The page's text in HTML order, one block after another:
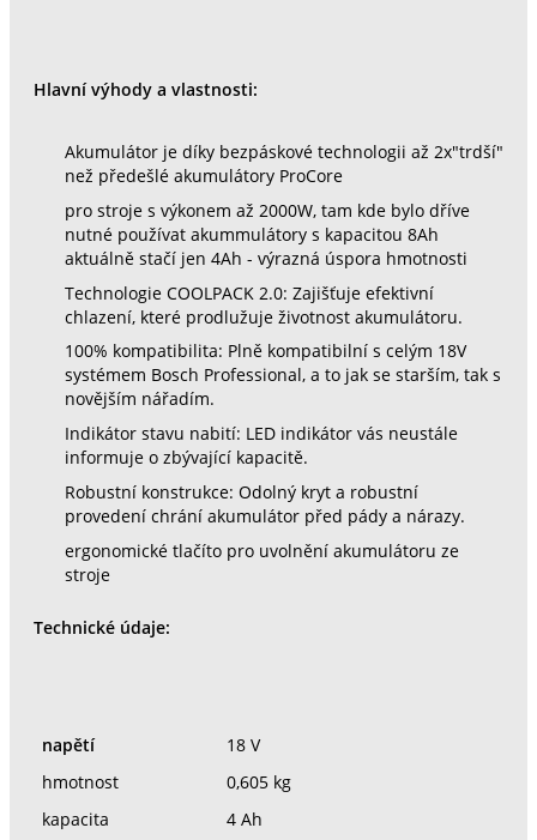
Hlavní výhody a vlastnosti:
Akumulátor je díky bezpáskové technologii až 2x"trdší"
než předešlé akumulátory ProCore
pro stroje s výkonem až 2000W, tam kde bylo dříve
nutné používat akummulátory s kapacitou 8Ah
aktuálně stačí jen 4Ah - výrazná úspora hmotnosti
Technologie COOLPACK 2.0: Zajišťuje efektivní
chlazení, které prodlužuje životnost akumulátoru.
100% kompatibilita: Plně kompatibilní s celým 18V
systémem Bosch Professional, a to jak se starším, tak s
novějším nářadím.
Indikátor stavu nabití: LED indikátor vás neustále
informuje o zbývající kapacitě.
Robustní konstrukce: Odolný kryt a robustní
provedení chrání akumulátor před pády a nárazy.
ergonomické tlačíto pro uvolnění akumulátoru ze
stroje
Technické údaje:
napětí
18 V
hmotnost
0,605 kg
kapacita
4 Ah